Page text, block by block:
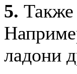
5. Также
ладони